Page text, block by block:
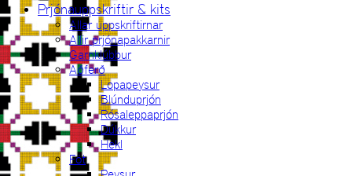
Prjónauppskriftir & kits
Allar uppskriftirnar
Allir prjónapakkarnir
Garnklúbbur
Aðferð
Lopapeysur
Blúnduprjón
Rósaleppaprjón
Dúkkur
Hekl
Föt